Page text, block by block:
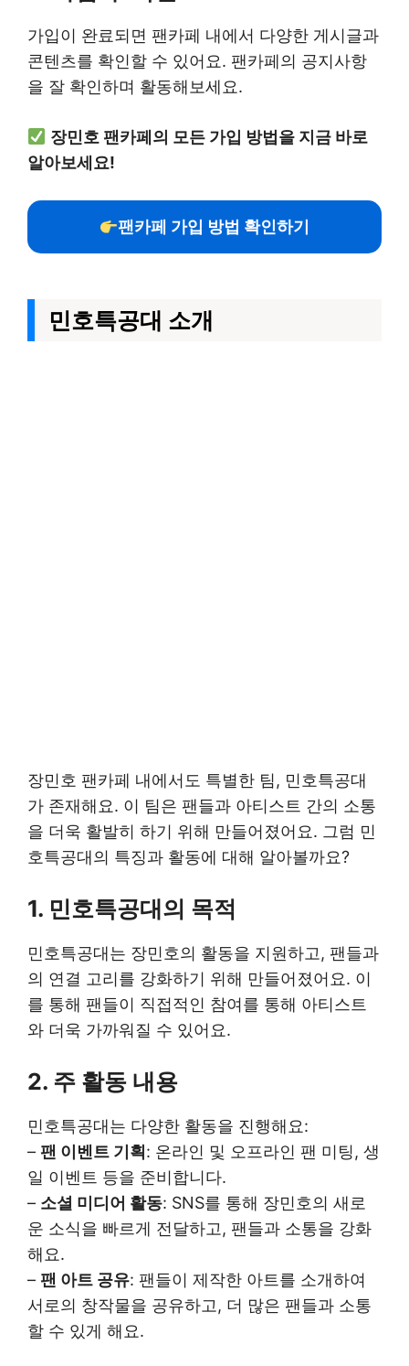
가입이 완료되면 팬카페 내에서 다양한 게시글과
콘텐츠를 확인할 수 있어요. 팬카페의 공지사항
을 잘 확인하며 활동해보세요.
장민호 팬카페의 모든 가입 방법을 지금 바로
알아보세요!
팬카페 가입 방법 확인하기
민호특공대 소개
장민호 팬카페 내에서도 특별한 팀, 민호특공대
가 존재해요. 이 팀은 팬들과 아티스트 간의 소통
을 더욱 활발히 하기 위해 만들어졌어요. 그럼 민
호특공대의 특징과 활동에 대해 알아볼까요?
1. 민호특공대의 목적
민호특공대는 장민호의 활동을 지원하고, 팬들과
의 연결 고리를 강화하기 위해 만들어졌어요. 이
를 통해 팬들이 직접적인 참여를 통해 아티스트
와 더욱 가까워질 수 있어요.
2. 주 활동 내용
민호특공대는 다양한 활동을 진행해요:
– 팬 이벤트 기획 : 온라인 및 오프라인 팬 미팅, 생
일 이벤트 등을 준비합니다.
– 소셜 미디어 활동: SNS를 통해 장민호의 새로
운 소식을 빠르게 전달하고, 팬들과 소통을 강화
해요.
– 팬 아트 공유: 팬들이 제작한 아트를 소개하여
서로의 창작물을 공유하고, 더 많은 팬들과 소통
할 수 있게 해요.